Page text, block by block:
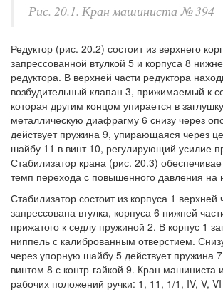
Рис. 20.1. Кран машиниста № 394
Редуктор (рис. 20.2) состоит из верхнего
запрессованной втулкой 5 и корпуса 8
редуктора. В верхней части редуктора
возбудительный клапан 3, прижимаемый к
которая другим концом упирается в
металлическую диафрагму 6 снизу через
действует пружина 9, упирающаяся через
шайбу 11 в винт 10, регулирующий усилие
Стабилизатор крана (рис. 20.3)
темп перехода с повышенного давления на
Стабилизатор состоит из корпуса 1 верхней
запрессована втулка, корпуса 6 нижней
прижатого к седлу пружиной 2. В корпус 1
ниппель с калиброванным отверстием.
через упорную шайбу 5 действует пружина
винтом 8 с контр-гайкой 9. Кран машиниста
рабочих положений ручки: 1, 11, 1/1, IV, V,